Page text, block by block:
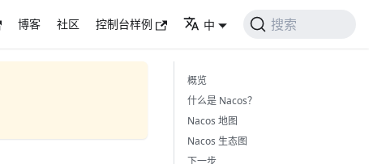
博客 社区 控制台样例 中 搜索
概览
什么是 Nacos？
Nacos 地图
Nacos 生态图
下一步